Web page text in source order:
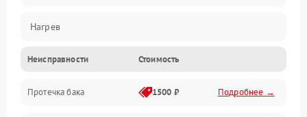
Нагрев
Датчики
Механика
Неисправности Стоимость
Протечка бака 1500 ₽ Подробнее →